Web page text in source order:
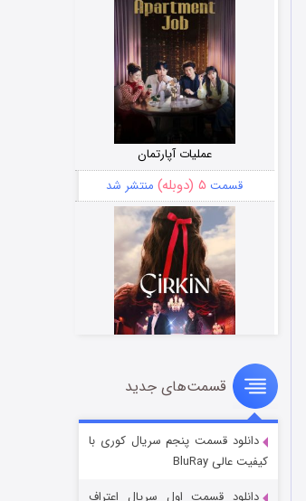
عملیات آپارتمان
قسمت ۵ (دوبله) منتشر شد
سریال زشت
قسمت۲ (زیرنویس) منتشر شد
قسمت‌های جدید
دانلود قسمت پنجم سریال کوری با
کیفیت عالی BluRay
دانلود قسمت اول سریال اعتراف